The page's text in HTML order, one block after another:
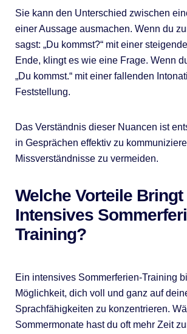
Sie kann den Unterschied zwischen
einer Aussage ausmachen. Wenn du
sagst: „Du kommst?“ mit einer
Ende, klingt es wie eine Frage. Wenn
„Du kommst.“ mit einer fallenden
Feststellung.
Das Verständnis dieser Nuancen ist
in Gesprächen effektiv zu
Missverständnisse zu vermeiden.
Welche Vorteile Bringt
Intensives
Training?
Ein intensives Sommerferien-Training
Möglichkeit, dich voll und ganz auf
Sprachfähigkeiten zu konzentrieren.
Sommermonate hast du oft mehr Zeit